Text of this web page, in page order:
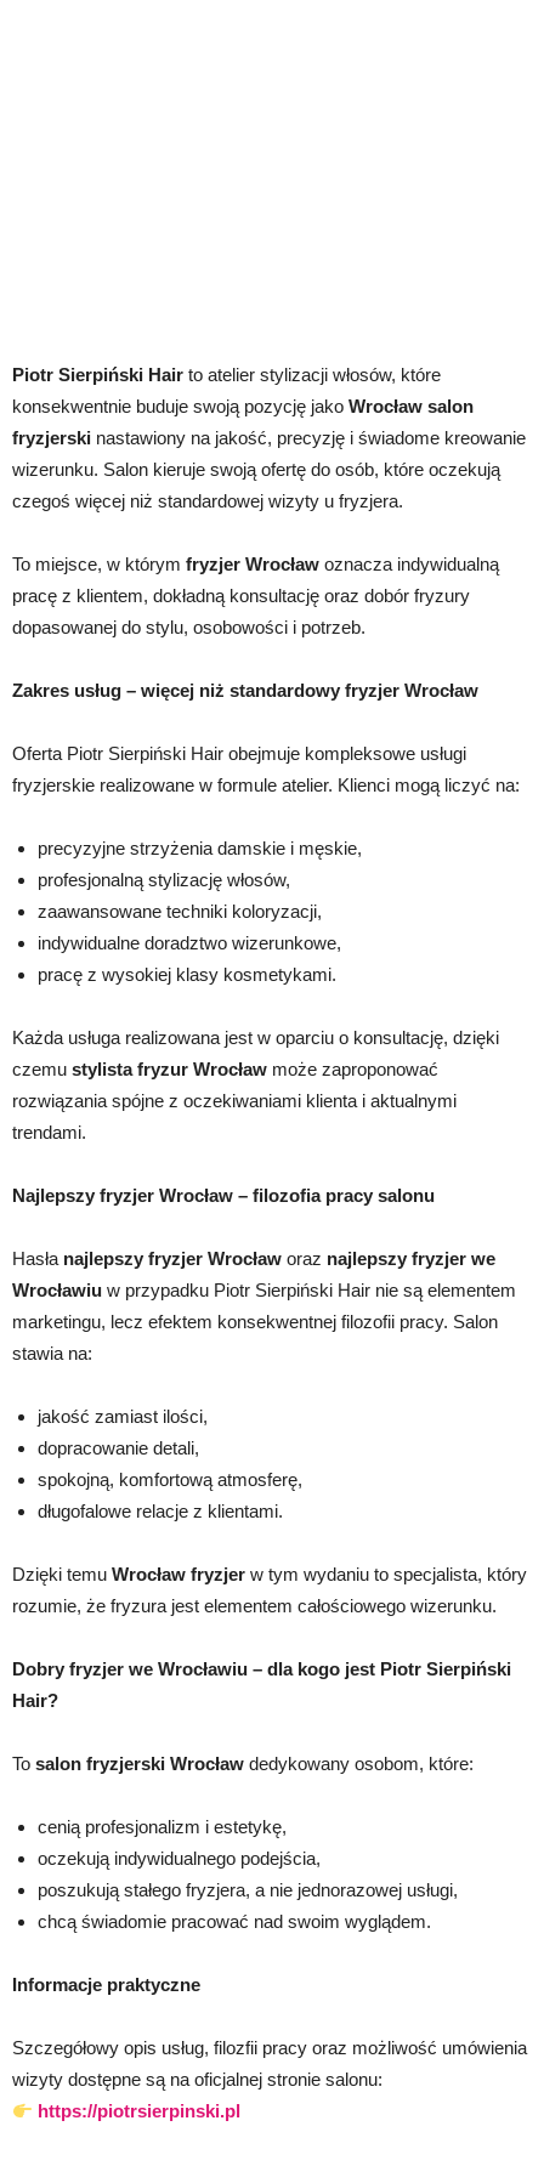
Piotr Sierpiński Hair to atelier stylizacji włosów, które
konsekwentnie buduje swoją pozycję jako Wrocław salon
fryzjerski nastawiony na jakość, precyzję i świadome kreowanie
wizerunku. Salon kieruje swoją ofertę do osób, które oczekują
czegoś więcej niż standardowej wizyty u fryzjera.
To miejsce, w którym fryzjer Wrocław oznacza indywidualną
pracę z klientem, dokładną konsultację oraz dobór fryzury
dopasowanej do stylu, osobowości i potrzeb.
Zakres usług – więcej niż standardowy fryzjer Wrocław
Oferta Piotr Sierpiński Hair obejmuje kompleksowe usługi
fryzjerskie realizowane w formule atelier. Klienci mogą liczyć na:
precyzyjne strzyżenia damskie i męskie,
profesjonalną stylizację włosów,
zaawansowane techniki koloryzacji,
indywidualne doradztwo wizerunkowe,
pracę z wysokiej klasy kosmetykami.
Każda usługa realizowana jest w oparciu o konsultację, dzięki
czemu stylista fryzur Wrocław może zaproponować
rozwiązania spójne z oczekiwaniami klienta i aktualnymi
trendami.
Najlepszy fryzjer Wrocław – filozofia pracy salonu
Hasła najlepszy fryzjer Wrocław oraz najlepszy fryzjer we
Wrocławiu w przypadku Piotr Sierpiński Hair nie są elementem
marketingu, lecz efektem konsekwentnej filozofii pracy. Salon
stawia na:
jakość zamiast ilości,
dopracowanie detali,
spokojną, komfortową atmosferę,
długofalowe relacje z klientami.
Dzięki temu Wrocław fryzjer w tym wydaniu to specjalista, który
rozumie, że fryzura jest elementem całościowego wizerunku.
Dobry fryzjer we Wrocławiu – dla kogo jest Piotr Sierpiński
Hair?
To salon fryzjerski Wrocław dedykowany osobom, które:
cenią profesjonalizm i estetykę,
oczekują indywidualnego podejścia,
poszukują stałego fryzjera, a nie jednorazowej usługi,
chcą świadomie pracować nad swoim wyglądem.
Informacje praktyczne
Szczegółowy opis usług, filozfii pracy oraz możliwość umówienia
wizyty dostępne są na oficjalnej stronie salonu:
https://piotrsierpinski.pl